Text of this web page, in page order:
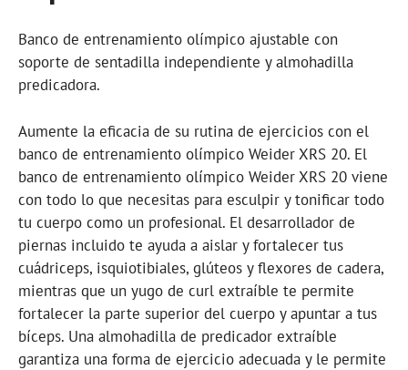
Banco de entrenamiento olímpico ajustable con
soporte de sentadilla independiente y almohadilla
predicadora.
Aumente la eficacia de su rutina de ejercicios con el
banco de entrenamiento olímpico Weider XRS 20. El
banco de entrenamiento olímpico Weider XRS 20 viene
con todo lo que necesitas para esculpir y tonificar todo
tu cuerpo como un profesional. El desarrollador de
piernas incluido te ayuda a aislar y fortalecer tus
cuádriceps, isquiotibiales, glúteos y flexores de cadera,
mientras que un yugo de curl extraíble te permite
fortalecer la parte superior del cuerpo y apuntar a tus
bíceps. Una almohadilla de predicador extraíble
garantiza una forma de ejercicio adecuada y le permite